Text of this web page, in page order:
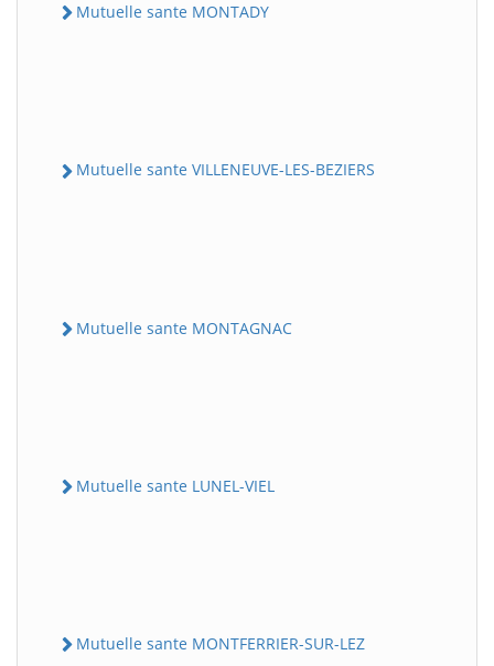
Mutuelle sante MONTADY
Mutuelle sante VILLENEUVE-LES-BEZIERS
Mutuelle sante MONTAGNAC
Mutuelle sante LUNEL-VIEL
Mutuelle sante MONTFERRIER-SUR-LEZ